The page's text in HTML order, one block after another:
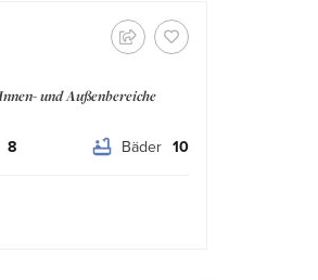
und Außenbereiche
8 Bäder 10